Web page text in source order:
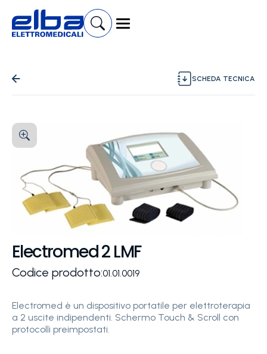
SCHEDA TECNICA
Electromed 2 LMF
Codice prodotto:01.01.0019
Electromed è un dispositivo portatile per elettroterapia
a 2 uscite indipendenti. Schermo Touch & Scroll con
protocolli preimpostati.